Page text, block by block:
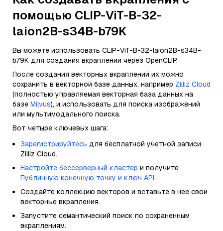
помощью CLIP-ViT-B-32-
laion2B-s34B-b79K
Вы можете использовать CLIP-ViT-B-32-laion2B-s34B-
b79K для создания вкраплений через OpenCLIP.
После создания векторных вкраплений их можно
сохранить в векторной базе данных, например Zilliz Cloud
(полностью управляемая векторная база данных на
базе Milvus), и использовать для поиска изображений
или мультимодального поиска.
Вот четыре ключевых шага:
Зарегистрируйтесь для бесплатной учетной записи
Zilliz Cloud.
Настройте бессерверный кластер и получите
Публичную конечную точку и ключ API.
Создайте коллекцию векторов и вставьте в нее свои
векторные вкрапления.
Запустите семантический поиск по сохраненным
вкраплениям.